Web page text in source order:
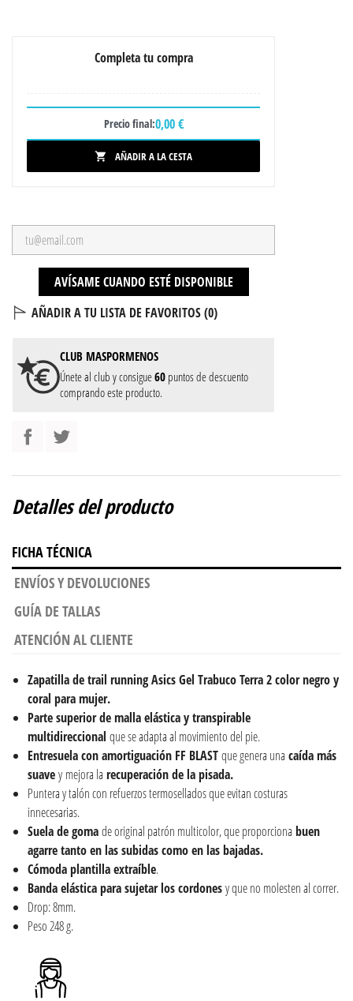
Completa tu compra
Precio final:0,00 €
 AÑADIR A LA CESTA
AVÍSAME CUANDO ESTÉ DISPONIBLE
AÑADIR A TU LISTA DE FAVORITOS (0)
CLUB MASPORMENOS
Únete al club y consigue60 puntos de descuento
comprando este producto.
Detalles del producto
FICHA TÉCNICA
ENVÍOS Y DEVOLUCIONES
GUÍA DE TALLAS
ATENCIÓN AL CLIENTE
Zapatilla de trail running Asics Gel Trabuco Terra 2 color negro y
coral para mujer.
Parte superior de malla elástica y transpirable
multidireccional que se adapta al movimiento del pie.
Entresuela con amortiguación FF BLASTque genera una caída más
suavey mejora la recuperación de la pisada.
Puntera y talón con refuerzos termosellados que evitan costuras
innecesarias.
Suela de gomade original patrón multicolor, que proporciona buen
agarre tanto en las subidas como en las bajadas.
Cómoda plantilla extraíble.
Banda elásticapara sujetar los cordonesy que no molesten al correr.
Drop: 8mm.
Peso 248 g.